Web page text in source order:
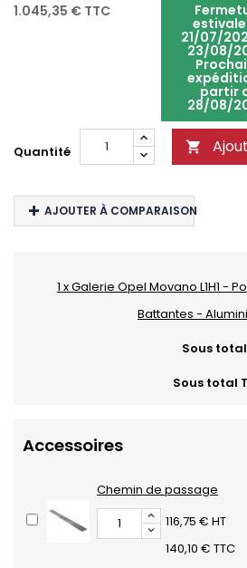
1.045,35 € TTC
21/07/
23/08/
partir
28/08/
Quantité 
AJOUTER À COMPARAISON
1 x Galerie Opel Movano L1H1 -
Battantes -
Sous total
Sous total
Accessoires
Chemin de passage
116,75 € HT
140,10 € TTC